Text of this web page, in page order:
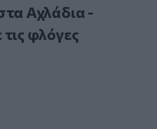
Αχλάδια -
φλόγες